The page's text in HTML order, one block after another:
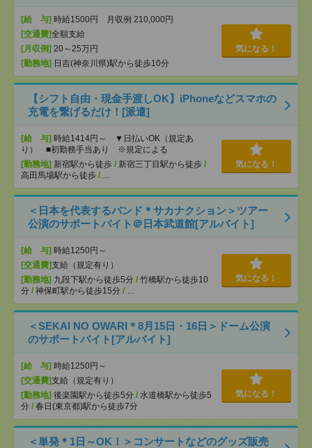
[給 与] 時給1500円 月収例 210,000円
[交通費]全額支給
[月収例] 20～25万円
[勤務地] 日吉(神奈川県)駅から徒歩10分
気になる！
【シフト自由・現金手渡しOK】iPhoneなどスマホの
充電を繋げるだけ！[派遣]
[給 与] 時給1414円～ ▼日払いOK（規定あ
り） ■初勤務手当あり ※規定による
[勤務地] 新宿駅から徒歩 / 新宿三丁目駅から徒歩 /
高田馬場駅から徒歩 / …
気になる！
＜日本を代表するバンド＊サカナクション＞ツアー
公演のサポートバイト＠日本武道館[アルバイト]
[給 与] 時給1250円～
[交通費]支給（規定有り）
[勤務地] 九段下駅から徒歩5分 / 竹橋駅から徒歩10
分 / 神保町駅から徒歩15分 / …
気になる！
＜SEKAI NO OWARI＊8月15日・16日＞ドーム公演
のサポートバイト[アルバイト]
[給 与] 時給1250円～
[交通費]支給（規定有り）
[勤務地] 後楽園駅から徒歩5分 / 水道橋駅から徒歩5
分 / 春日(東京都)駅から徒歩7分
気になる！
＜単発＊1日～OK！＞コンサートなどのグッズ販売